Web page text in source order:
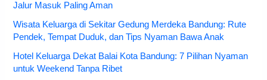
Jalur Masuk Paling Aman
Wisata Keluarga di Sekitar Gedung Merdeka Bandung: Rute
Pendek, Tempat Duduk, dan Tips Nyaman Bawa Anak
Hotel Keluarga Dekat Balai Kota Bandung: 7 Pilihan Nyaman
untuk Weekend Tanpa Ribet